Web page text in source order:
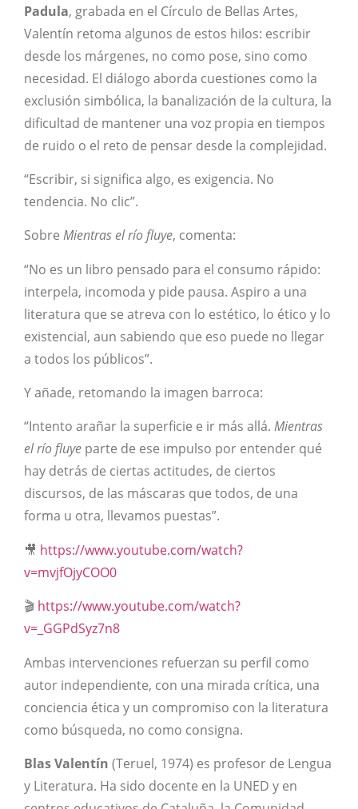
Padula, grabada en el Círculo de Bellas Artes,
Valentín retoma algunos de estos hilos: escribir
desde los márgenes, no como pose, sino como
necesidad. El diálogo aborda cuestiones como la
exclusión simbólica, la banalización de la cultura, la
dificultad de mantener una voz propia en tiempos
de ruido o el reto de pensar desde la complejidad.
“Escribir, si significa algo, es exigencia. No
tendencia. No clic”.
Sobre Mientras el río fluye, comenta:
“No es un libro pensado para el consumo rápido:
interpela, incomoda y pide pausa. Aspiro a una
literatura que se atreva con lo estético, lo ético y lo
existencial, aun sabiendo que eso puede no llegar
a todos los públicos”.
Y añade, retomando la imagen barroca:
“Intento arañar la superficie e ir más allá. Mientras
el río fluye parte de ese impulso por entender qué
hay detrás de ciertas actitudes, de ciertos
discursos, de las máscaras que todos, de una
forma u otra, llevamos puestas”.
🎥 https://www.youtube.com/watch?
v=mvjfOjyCOO0
🎬 https://www.youtube.com/watch?
v=_GGPdSyz7n8
Ambas intervenciones refuerzan su perfil como
autor independiente, con una mirada crítica, una
conciencia ética y un compromiso con la literatura
como búsqueda, no como consigna.
Blas Valentín (Teruel, 1974) es profesor de Lengua
y Literatura. Ha sido docente en la UNED y en